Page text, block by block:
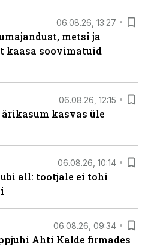
06.08.26, 13:27
metsi ja
kaasa soovimatuid
06.08.26, 12:15
kasvas üle
06.08.26, 10:14
all: tootjale ei tohi
06.08.26, 09:34
Ahti Kalde firmades